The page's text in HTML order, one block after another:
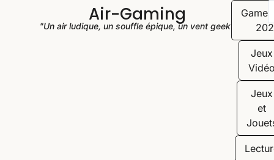
Air-Gaming
"Un air ludique, un souffle épique, un vent geek"
Jeux
Jeux
et